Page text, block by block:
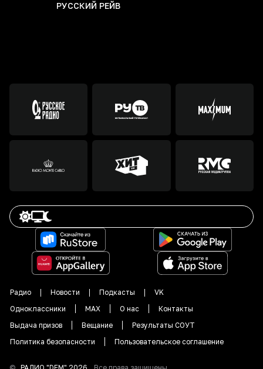
РУССКИЙ РЕЙВ
Радио Новости Подкасты
VK
Одноклассники
MAX О нас
Контакты
Выдача призов
Вещание
Результаты СОУТ
Политика безопасности
Пользовательское соглашение